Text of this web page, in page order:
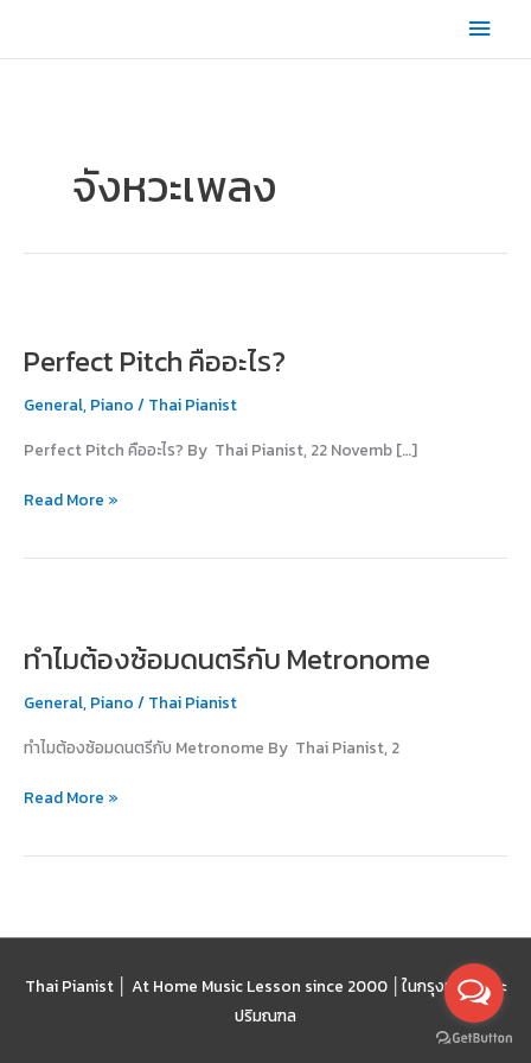
content
Main
จังหวะเพลง
Perfect Pitch คืออะไร?
General, Piano / Thai Pianist
Perfect Pitch คืออะไร? By Thai Pianist, 22 Novemb […]
คือ
Read More »
ทำไมต้องซ้อมดนตรีกับ Metronome
General, Piano / Thai Pianist
ทำไมต้องซ้อมดนตรีกับ Metronome By Thai Pianist, 2
ซ้อม
กับ
Metronome
Read More »
Thai Pianist │ At Home Music Lesson since 2000 │ ในกรุงเทพฯ และ
ปริมณฑล